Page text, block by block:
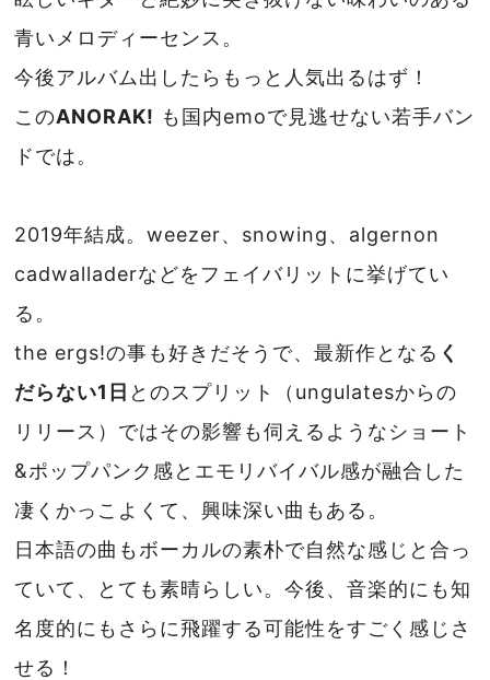
青いメロディーセンス。
今後アルバム出したらもっと人気出るはず！
このANORAK! も国内emoで見逃せない若手バン
ドでは。
2019年結成。weezer、snowing、algernon
cadwalladerなどをフェイバリットに挙げてい
る。
the ergs!の事も好きだそうで、最新作となる く
だらない1日 とのスプリット（ungulatesからの
リリース）ではその影響も伺えるようなショート
&ポップパンク感とエモリバイバル感が融合した
凄くかっこよくて、興味深い曲もある。
日本語の曲もボーカルの素朴で自然な感じと合っ
ていて、とても素晴らしい。今後、音楽的にも知
名度的にもさらに飛躍する可能性をすごく感じさ
せる！